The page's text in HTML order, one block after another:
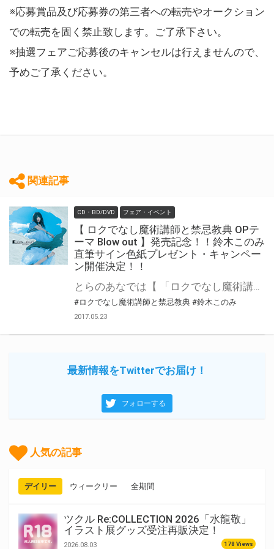
※応募賞品及び応募券の第三者への転売やオークション
での転売を固く禁止致します。ご了承下さい。
※抽選フェアご応募後のキャンセルは行えませんので、
予めご了承ください。
関連記事
CD・BD/DVD フェア・イベント
【 ロクでなし魔術講師と禁忌教典 OPテ
ーマ Blow out 】発売記念！！鈴木このみ
直筆サイン色紙プレゼント・キャンペー
ン開催決定！！
#ロクでなし魔術講師と禁忌教典 #鈴木このみ
2017.05.23
最新情報をTwitterでお届け！
フォローする
人気の記事
デイリー ウィークリー 全期間
ツクル Re:COLLECTION 2026「水龍敬」
イラスト展グッズ受注再販決定！
2026.08.03 178 Views